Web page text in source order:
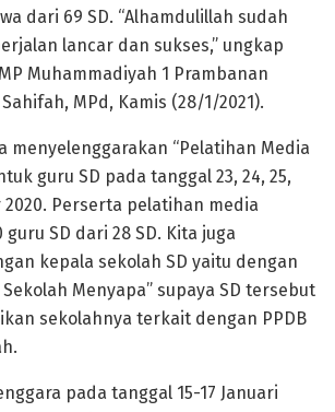
dari 69 SD. “Alhamdulillah sudah
lancar dan sukses,” ungkap
Muhammadiyah 1 Prambanan
MPd, Kamis (28/1/2021).
menyelenggarakan “Pelatihan Media
guru SD pada tanggal 23, 24, 25,
2020. Perserta pelatihan media
SD dari 28 SD. Kita juga
kepala sekolah SD yaitu dengan
Menyapa” supaya SD tersebut
sekolahnya terkait dengan PPDB
pada tanggal 15-17 Januari